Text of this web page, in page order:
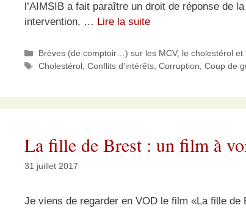
l’AIMSIB a fait paraître un droit de réponse de
intervention, … Lire la suite
Catégories
Brèves (de comptoir…) sur les MCV, le cholestérol
Étiquettes
Cholestérol,Conflits d'intérêts,Corruption,Coup de
La fille de Brest : un film à
31 juillet 2017
Je viens de regarder en VOD le film «La fille